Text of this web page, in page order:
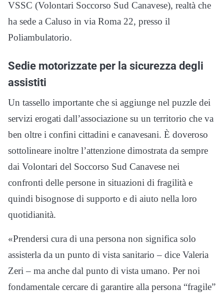
VSSC (Volontari Soccorso Sud Canavese), realtà che
ha sede a Caluso in via Roma 22, presso il
Poliambulatorio.
Sedie motorizzate per la sicurezza degli
assistiti
Un tassello importante che si aggiunge nel puzzle dei
servizi erogati dall’associazione su un territorio che va
ben oltre i confini cittadini e canavesani. È doveroso
sottolineare inoltre l’attenzione dimostrata da sempre
dai Volontari del Soccorso Sud Canavese nei
confronti delle persone in situazioni di fragilità e
quindi bisognose di supporto e di aiuto nella loro
quotidianità.
«Prendersi cura di una persona non significa solo
assisterla da un punto di vista sanitario – dice Valeria
Zeri – ma anche dal punto di vista umano. Per noi
fondamentale cercare di garantire alla persona “fragile”